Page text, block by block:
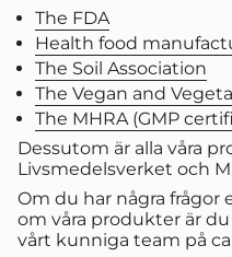
The FDA
Health food
The Soil Association
The Vegan and
The MHRA (GMP
Dessutom är alla våra
Livsmedelsverket och
Om du har några frågor
om våra produkter är
vårt kunniga team på